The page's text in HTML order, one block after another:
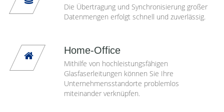
Die Übertragung und Synchronisierung großer
Datenmengen erfolgt schnell und zuverlässig.
Home-Office
Mithilfe von hochleistungsfähigen
Glasfaserleitungen können Sie Ihre
Unternehmensstandorte problemlos
miteinander verknüpfen.